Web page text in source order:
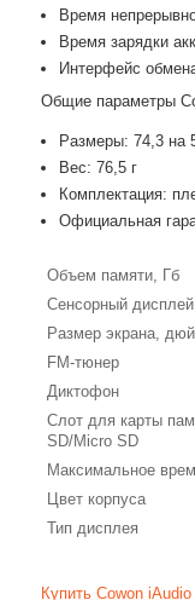
Время
Время зарядки
Интерфейс
Общие параметры
Размеры: 74,3 на
Вес: 76,5 г
Комплектация:
Официальная
Объем памяти, Гб
Сенсорный дисплей
Размер экрана,
FM-тюнер
Диктофон
Слот для карты
SD/Micro SD
Максимальное
Цвет корпуса
Тип дисплея
Купить Cowon